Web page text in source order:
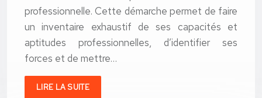
professionnelle. Cette démarche permet de faire
un inventaire exhaustif de ses capacités et
aptitudes professionnelles, d’identifier ses
forces et de mettre…
LIRE LA SUITE